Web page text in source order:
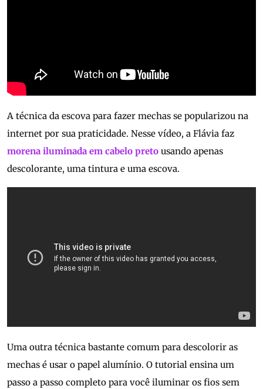
A técnica da escova para fazer mechas se popularizou na
internet por sua praticidade. Nesse vídeo, a Flávia faz
morena iluminada em cabelo preto usando apenas
descolorante, uma tintura e uma escova.
Uma outra técnica bastante comum para descolorir as
mechas é usar o papel alumínio. O tutorial ensina um
passo a passo completo para você iluminar os fios sem